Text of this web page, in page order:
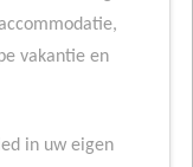
vakantie en
in uw eigen